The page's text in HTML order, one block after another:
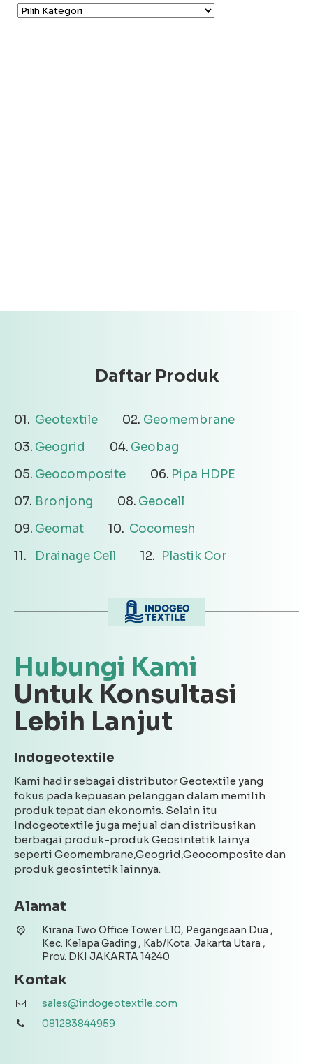
Kategori
Daftar Produk
Geotextile
Geomembrane
Geogrid
Geobag
Geocomposite
Pipa HDPE
Bronjong
Geocell
Geomat
Cocomesh
Drainage Cell
Plastik Cor
Hubungi Kami
Untuk Konsultasi
Lebih Lanjut
Indogeotextile
Kami hadir sebagai distributor Geotextile yang
fokus pada kepuasan pelanggan dalam memilih
produk tepat dan ekonomis. Selain itu
Indogeotextile juga mejual dan distribusikan
berbagai produk-produk Geosintetik lainya
seperti Geomembrane,Geogrid,Geocomposite dan
produk geosintetik lainnya.
Alamat
Kirana Two Office Tower L10, Pegangsaan Dua ,
Kec. Kelapa Gading , Kab/Kota. Jakarta Utara ,
Prov. DKI JAKARTA 14240
Kontak
sales@indogeotextile.com
081283844959